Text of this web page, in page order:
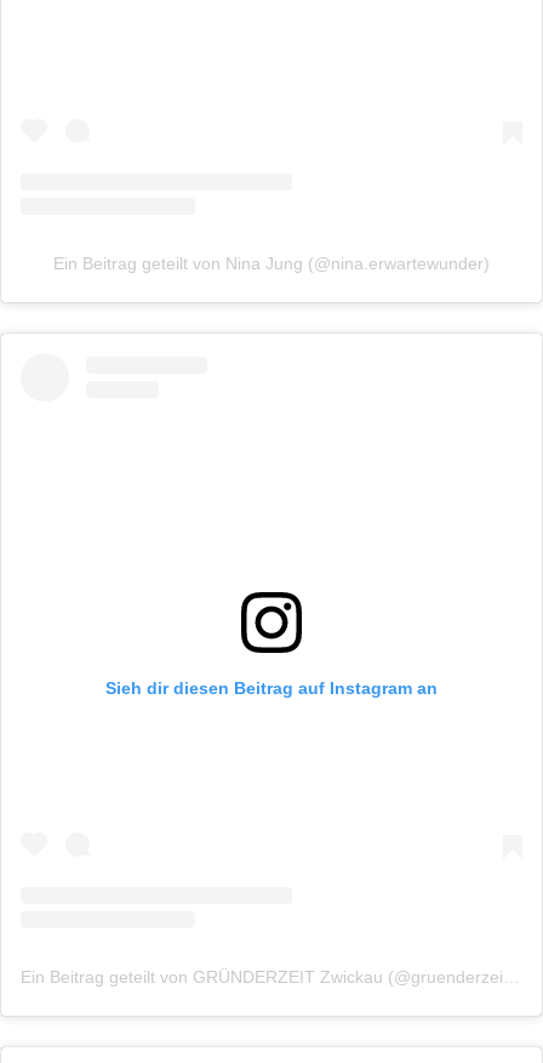
Ein Beitrag geteilt von Nina Jung (@nina.erwartewunder)
Sieh dir diesen Beitrag auf Instagram an